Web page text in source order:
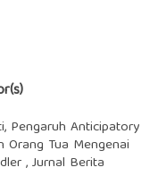
Pengaruh Anticipatory
Orang Tua Mengenai
,Jurnal Berita